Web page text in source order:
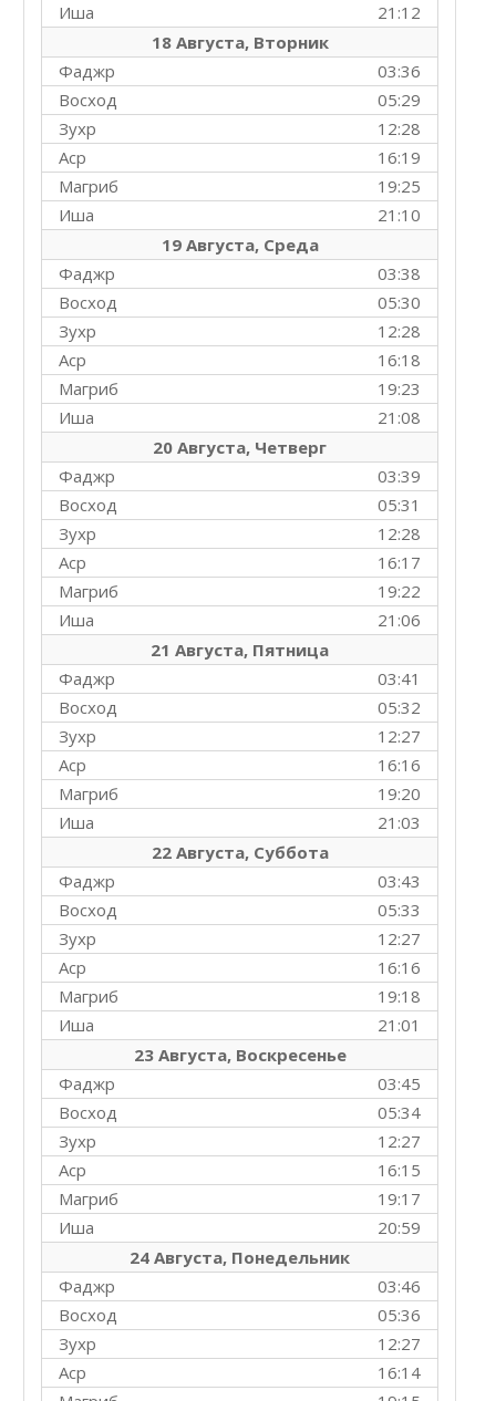
21:12
Иша
18 Августа, Вторник
03:36
Фаджр
05:29
Восход
12:28
Зухр
16:19
Аср
19:25
Магриб
21:10
Иша
19 Августа, Среда
03:38
Фаджр
05:30
Восход
12:28
Зухр
16:18
Аср
19:23
Магриб
21:08
Иша
20 Августа, Четверг
03:39
Фаджр
05:31
Восход
12:28
Зухр
16:17
Аср
19:22
Магриб
21:06
Иша
21 Августа, Пятница
03:41
Фаджр
05:32
Восход
12:27
Зухр
16:16
Аср
19:20
Магриб
21:03
Иша
22 Августа, Суббота
03:43
Фаджр
05:33
Восход
12:27
Зухр
16:16
Аср
19:18
Магриб
21:01
Иша
23 Августа, Воскресенье
03:45
Фаджр
05:34
Восход
12:27
Зухр
16:15
Аср
19:17
Магриб
20:59
Иша
24 Августа, Понедельник
03:46
Фаджр
05:36
Восход
12:27
Зухр
16:14
Аср